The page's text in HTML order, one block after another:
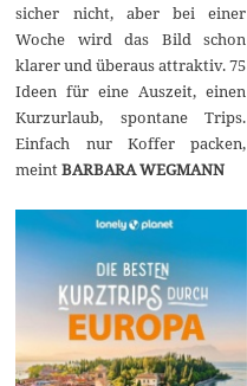
sicher nicht, aber bei einer
Woche wird das Bild schon
klarer und überaus attraktiv. 75
Ideen für eine Auszeit, einen
Kurzurlaub, spontane Trips.
Einfach nur Koffer packen,
meintBARBARA WEGMANN